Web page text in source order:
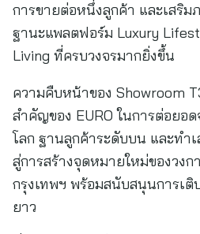
การขายต่อหนึ่งลูกค้า และเสริม
ฐานะแพลตฟอร์ม Luxury
Living ที่ครบวงจรมากยิ่งขึ้น
ความคืบหน้าของ Showroom
สำคัญของ EURO ในการต่อยอ
โลก ฐานลูกค้าระดับบน และทำ
สู่การสร้างจุดหมายใหม่ของวงก
กรุงเทพฯ พร้อมสนับสนุนการเติ
ยาว